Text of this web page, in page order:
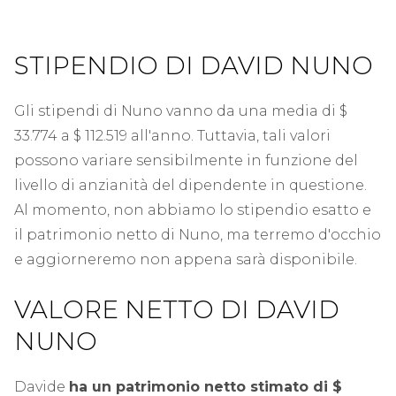
STIPENDIO DI DAVID NUNO
Gli stipendi di Nuno vanno da una media di $
33.774 a $ 112.519 all'anno. Tuttavia, tali valori
possono variare sensibilmente in funzione del
livello di anzianità del dipendente in questione.
Al momento, non abbiamo lo stipendio esatto e
il patrimonio netto di Nuno, ma terremo d'occhio
e aggiorneremo non appena sarà disponibile.
VALORE NETTO DI DAVID
NUNO
Davide ha un patrimonio netto stimato di $